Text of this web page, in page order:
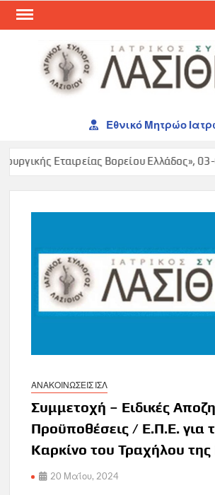
Skip
Εθνικό Μητρώο
Βορείου Ελλάδος», 03-05/12/
ΑΝΑΚΟΙΝΩΣΕΙΣ ΙΣΛ
Συμμετοχή – Ειδικές
Προϋποθέσεις / Ε.Π.Ε. για
Καρκίνο του Τραχήλου
20 Μαΐου, 2024